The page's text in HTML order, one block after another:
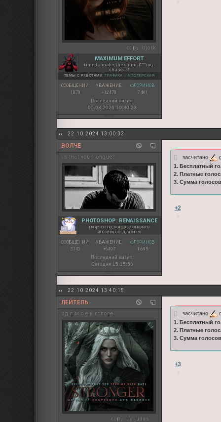
copy: bjork
MAXIMUM EFFORT
time to make the chimi-f***ing-
changas!
ТЕМЫ С РАБОТАМИ: ГРАФИКА ◇ МАСТЕРСКАЯ
СООБЩЕНИЙ:
1870
УВАЖЕНИЕ:
+12470
ФЛОРИНОВ:
7 461
Последний визит:
05.08.2026 10:30:23
22.10.2024 13:00:33
ВОЛЧЕ
is that your tongue?
PHOTOSHOP: RENAISSANCE
творчество, которое открыто
абсолютно для всех
СООБЩЕНИЙ:
3143
УВАЖЕНИЕ:
+6497
ФЛОРИНОВ:
1 695
Последний визит:
Сегодня 15:15:56
засчитано
1. Бесплатный
2. Платные
3. Сумма
+2
22.10.2024 13:40:15
ЛЕЙТЕЛЬ
ад в м о е й голове
copy: by judas ♡
засчитано
1. Бесплатный
2. Платные
3. Сумма
+3